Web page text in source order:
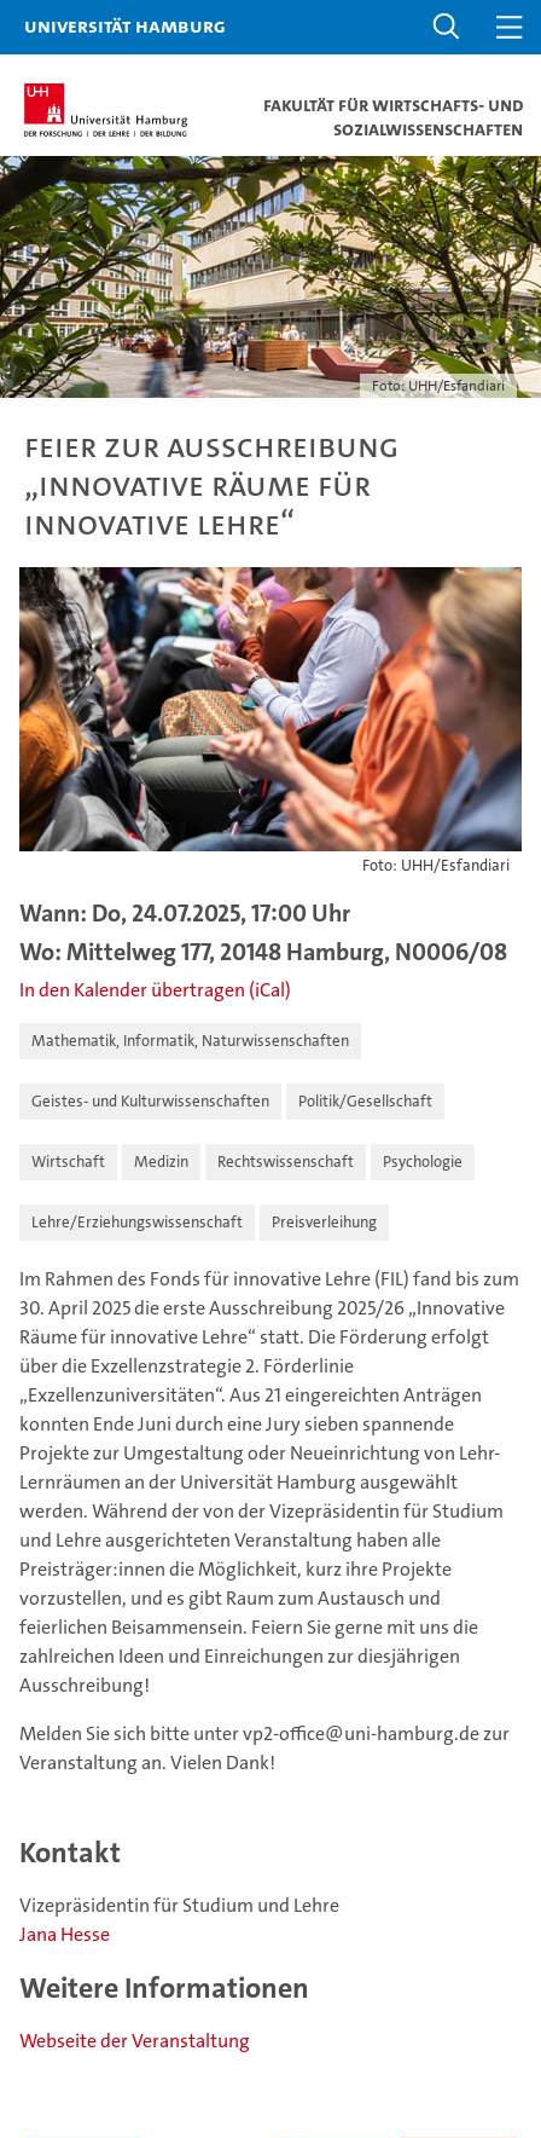
Universität Hamburg
Fakultät für Wirtschafts- und
Sozialwissenschaften
Foto: UHH/Esfandiari
Feier zur Ausschreibung
„Innovative Räume für
innovative Lehre“
Foto: UHH/Esfandiari
Wann: Do, 24.07.2025, 17:00 Uhr
Wo: Mittelweg 177, 20148 Hamburg, N0006/08
In den Kalender übertragen (iCal)
Mathematik, Informatik, Naturwissenschaften
Geistes- und Kulturwissenschaften Politik/Gesellschaft
Wirtschaft Medizin Rechtswissenschaft Psychologie
Lehre/Erziehungswissenschaft Preisverleihung
Im Rahmen des Fonds für innovative Lehre (FIL) fand bis zum
30. April 2025 die erste Ausschreibung 2025/26 „Innovative
Räume für innovative Lehre“ statt. Die Förderung erfolgt
über die Exzellenzstrategie 2. Förderlinie
„Exzellenzuniversitäten“. Aus 21 eingereichten Anträgen
konnten Ende Juni durch eine Jury sieben spannende
Projekte zur Umgestaltung oder Neueinrichtung von Lehr-
Lernräumen an der Universität Hamburg ausgewählt
werden. Während der von der Vizepräsidentin für Studium
und Lehre ausgerichteten Veranstaltung haben alle
Preisträger:innen die Möglichkeit, kurz ihre Projekte
vorzustellen, und es gibt Raum zum Austausch und
feierlichen Beisammensein. Feiern Sie gerne mit uns die
zahlreichen Ideen und Einreichungen zur diesjährigen
Ausschreibung!
Melden Sie sich bitte unter vp2-office@uni-hamburg.de zur
Veranstaltung an. Vielen Dank!
Kontakt
Vizepräsidentin für Studium und Lehre
Jana Hesse
Weitere Informationen
Webseite der Veranstaltung